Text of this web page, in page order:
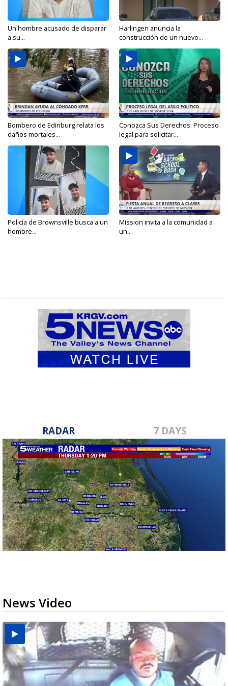
Un hombre acusado de disparar
a su...
Harlingen anuncia la
construcción de un nuevo...
Bombero de Edinburg relata los
daños mortales...
Conozca Sus Derechos: Proceso
legal para solicitar...
Policía de Brownsville busca a un
hombre...
Mission invita a la comunidad a
un...
RADAR 7 DAYS
News Video